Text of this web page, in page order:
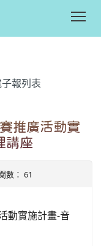
報列表
推廣活動實
講座
數： 61
動實施計畫-音